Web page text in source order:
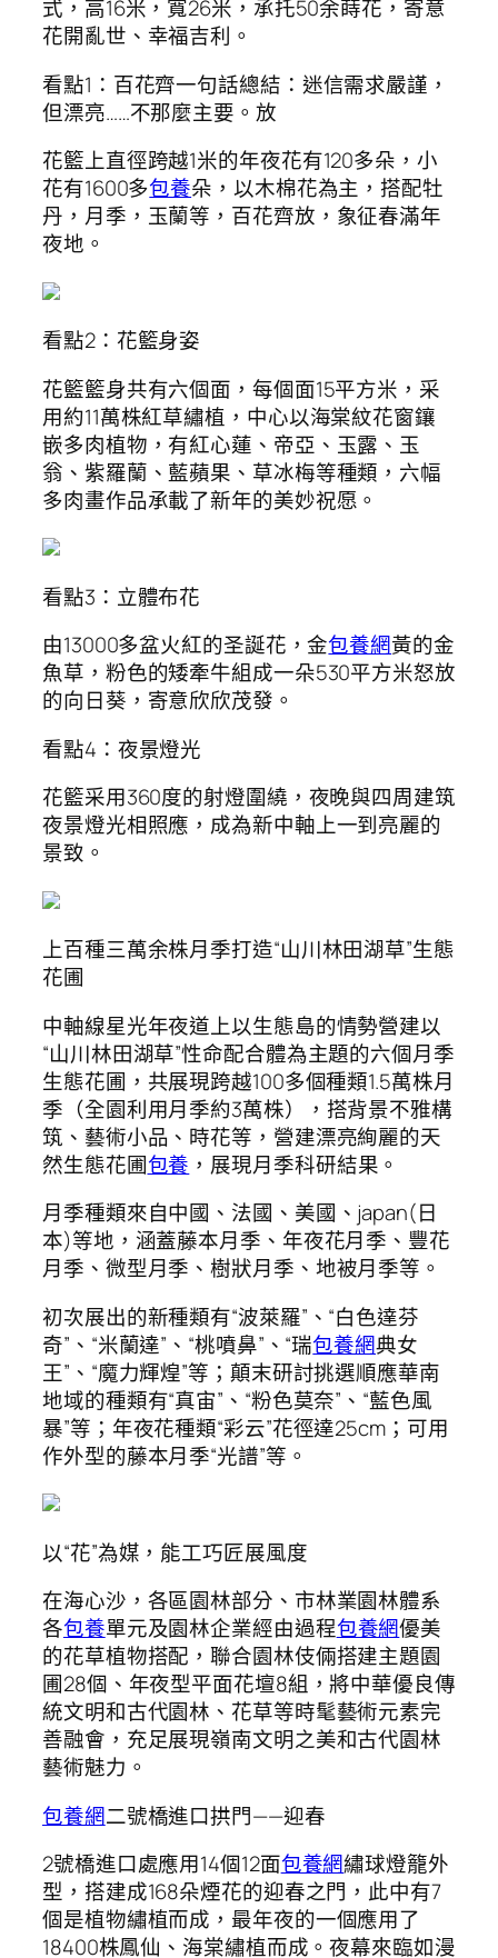
式，高16米，寬26米，承托50余蒔花，寄意
花開亂世、幸福吉利。
看點1：百花齊一句話總結：迷信需求嚴謹，
但漂亮……不那麼主要。放
花籃上直徑跨越1米的年夜花有120多朵，小
花有1600多包養朵，以木棉花為主，搭配牡
丹，月季，玉蘭等，百花齊放，象征春滿年
夜地。
看點2：花籃身姿
花籃籃身共有六個面，每個面15平方米，采
用約11萬株紅草繡植，中心以海棠紋花窗鑲
嵌多肉植物，有紅心蓮、帝亞、玉露、玉
翁、紫羅蘭、藍蘋果、草冰梅等種類，六幅
多肉畫作品承載了新年的美妙祝愿。
看點3：立體布花
由13000多盆火紅的圣誕花，金包養網黃的金
魚草，粉色的矮牽牛組成一朵530平方米怒放
的向日葵，寄意欣欣茂發。
看點4：夜景燈光
花籃采用360度的射燈圍繞，夜晚與四周建筑
夜景燈光相照應，成為新中軸上一到亮麗的
景致。
上百種三萬余株月季打造“山川林田湖草”生態
花圃
中軸線星光年夜道上以生態島的情勢營建以
“山川林田湖草”性命配合體為主題的六個月季
生態花圃，共展現跨越100多個種類1.5萬株月
季（全園利用月季約3萬株），搭背景不雅構
筑、藝術小品、時花等，營建漂亮絢麗的天
然生態花圃包養 ，展現月季科研結果。
月季種類來自中國、法國、美國、japan(日
本)等地，涵蓋藤本月季、年夜花月季、豐花
月季、微型月季、樹狀月季、地被月季等。
初次展出的新種類有“波萊羅”、“白色達芬
奇”、“米蘭達”、“桃噴鼻”、“瑞包養網典女
王”、“魔力輝煌”等；顛末研討挑選順應華南
地域的種類有“真宙”、“粉色莫奈”、“藍色風
暴”等；年夜花種類“彩云”花徑達25cm；可用
作外型的藤本月季“光譜”等。
以“花”為媒，能工巧匠展風度
在海心沙，各區園林部分、市林業園林體系
各包養單元及園林企業經由過程包養網優美
的花草植物搭配，聯合園林伎倆搭建主題園
圃28個、年夜型平面花壇8組，將中華優良傳
統文明和古代園林、花草等時髦藝術元素完
善融會，充足展現嶺南文明之美和古代園林
藝術魅力。
包養網二號橋進口拱門——迎春
2號橋進口處應用14個12面包養網繡球燈籠外
型，搭建成168朵煙花的迎春之門，此中有7
個是植物繡植而成，最年夜的一個應用了
18400株鳳仙、海棠繡植而成。夜幕來臨如漫